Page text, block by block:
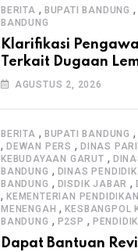
BERITA , BUPATI BANDUNG
BANDUNG
Klarifikasi
Terkait Dugaan
Pengawasan K3
AGUSTUS 2, 2026
BERITA , BUPATI BANDUNG
, DEWAN PERS , DINAS
KEBUDAYAAN GARUT ,
BANDUNG , DINAS
BANDUNG , DISDIK JABAR ,
, KEMENTERIAN
MENENGAH ,KESBANGPOL
BANDUNG , P2SP ,
Dapat Bantuan